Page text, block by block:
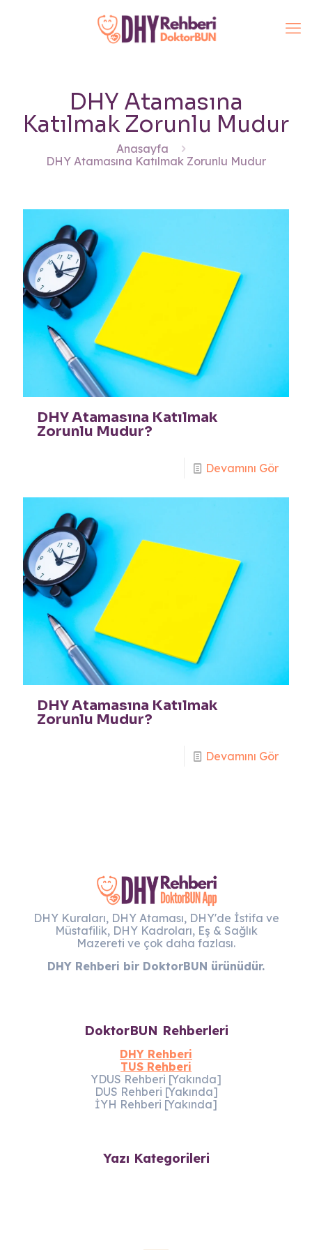
DHY Atamasına
Katılmak Zorunlu Mudur
Anasayfa
DHY Atamasına Katılmak Zorunlu Mudur
DHY Atamasına Katılmak
Zorunlu Mudur?
Devamını Gör
DHY Atamasına Katılmak
Zorunlu Mudur?
Devamını Gör
DHY Kuraları, DHY Ataması, DHY'de İstifa ve
Müstafilik, DHY Kadroları, Eş & Sağlık
Mazereti ve çok daha fazlası.
DHY Rehberi bir DoktorBUN ürünüdür.
DoktorBUN Rehberleri
DHY Rehberi
TUS Rehberi
YDUS Rehberi [Yakında]
DUS Rehberi [Yakında]
İYH Rehberi [Yakında]
Yazı Kategorileri